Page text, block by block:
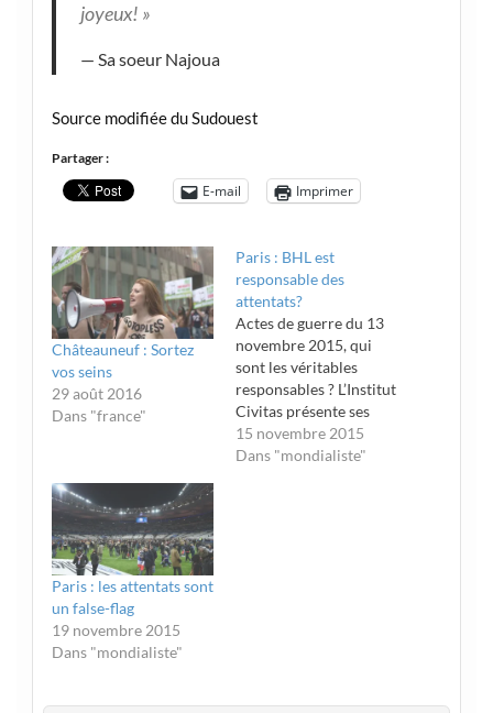
joyeux! »
Sa soeur Najoua
Source modifiée du Sudouest
Partager :
E-mail Imprimer
Châteauneuf : Sortez
vos seins
29 août 2016
Dans "france"
Paris : BHL est
responsable des
attentats?
Actes de guerre du 13
novembre 2015, qui
sont les véritables
responsables ? L’Institut
Civitas présente ses
condoléances aux
familles et aux amis des
15 novembre 2015
Dans "mondialiste"
Paris : les attentats sont
un false-flag
19 novembre 2015
Dans "mondialiste"